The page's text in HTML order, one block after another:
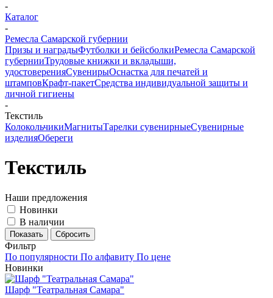
-
Каталог
-
Ремесла Самарской губернии
Призы и наградыФутболки и бейсболкиРемесла Самарской
губернииТрудовые книжки и вкладыши,
удостоверенияСувенирыОснастка для печатей и
штамповКрафт-пакетСредства индивидуальной защиты и
личной гигиены
-
Текстиль
КолокольчикиМагнитыТарелки сувенирныеСувенирные
изделияОбереги
Текстиль
Наши предложения
Новинки
В наличии
Сбросить
Фильтр
По популярности По алфавиту По цене
Новинки
Шарф "Театральная Самара"